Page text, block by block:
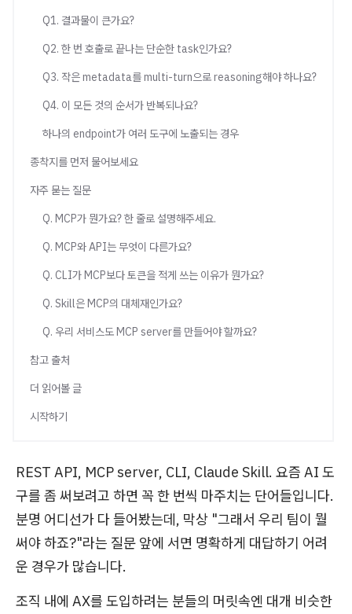
Q1. 결과물이 큰가요?
Q2. 한 번 호출로 끝나는 단순한 task인가요?
Q3. 작은 metadata를 multi-turn으로 reasoning해야 하나요?
Q4. 이 모든 것의 순서가 반복되나요?
하나의 endpoint가 여러 도구에 노출되는 경우
종착지를 먼저 물어보세요
자주 묻는 질문
Q. MCP가 뭔가요? 한 줄로 설명해주세요.
Q. MCP와 API는 무엇이 다른가요?
Q. CLI가 MCP보다 토큰을 적게 쓰는 이유가 뭔가요?
Q. Skill은 MCP의 대체재인가요?
Q. 우리 서비스도 MCP server를 만들어야 할까요?
참고 출처
더 읽어볼 글
시작하기
REST API, MCP server, CLI, Claude Skill. 요즘 AI 도
구를 좀 써보려고 하면 꼭 한 번씩 마주치는 단어들입니다.
분명 어디선가 다 들어봤는데, 막상 "그래서 우리 팀이 뭘
써야 하죠?"라는 질문 앞에 서면 명확하게 대답하기 어려
운 경우가 많습니다.
조직 내에 AX를 도입하려는 분들의 머릿속엔 대개 비슷한